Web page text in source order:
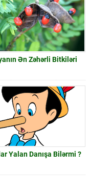
Ən Zəhərli Bitkiləri
Yalan Danışa Bilərmi ?